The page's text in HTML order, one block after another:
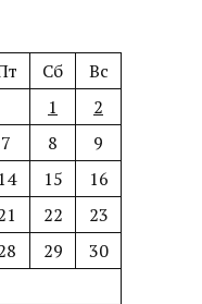
Сб
Вс
1
2
7 8
9
14 15
16
22
23
29
30